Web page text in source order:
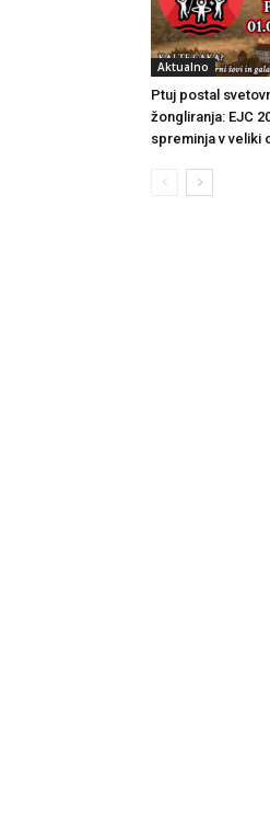
Aktualno
Ptuj postal
žongliranja: EJC
spreminja v veliki